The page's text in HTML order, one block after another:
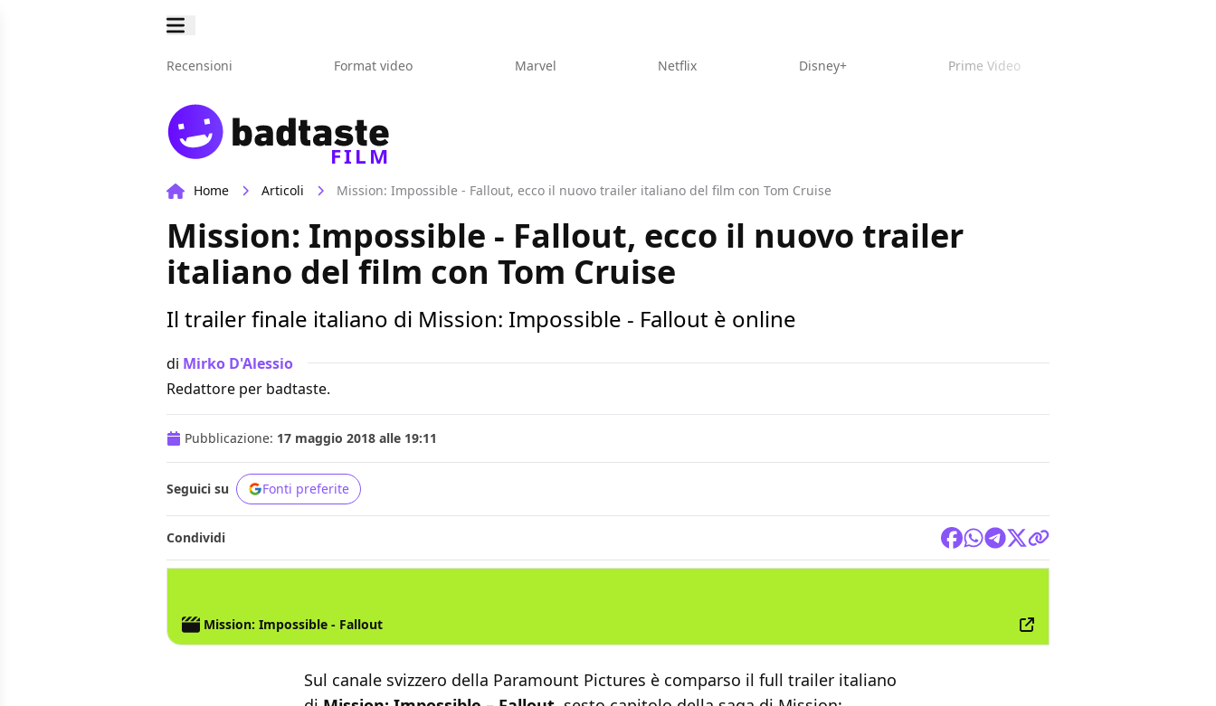
Recensioni Format video Marvel Netflix Disney+ Prime Video
FILM
Home Articoli Mission: Impossible - Fallout, ecco il nuovo trailer italiano del film con Tom Cruise
Mission: Impossible - Fallout, ecco il nuovo trailer
italiano del film con Tom Cruise
Il trailer finale italiano di Mission: Impossible - Fallout è online
di Mirko D'Alessio
Redattore per badtaste.
Pubblicazione: 17 maggio 2018 alle 19:11
Seguici su Fonti preferite
Condividi
Mission: Impossible - Fallout
Sul canale svizzero della Paramount Pictures è comparso il full trailer italiano